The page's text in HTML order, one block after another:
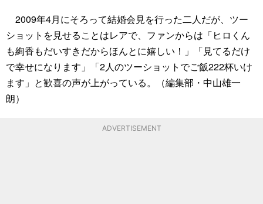
2009年4月にそろって結婚会見を行った二人だが、ツー
ショットを見せることはレアで、ファンからは「ヒロくん
も絢香もだいすきだからほんとに嬉しい！」「見てるだけ
で幸せになります」「2人のツーショットでご飯222杯いけ
ます」と歓喜の声が上がっている。（編集部・中山雄一
朗）
ADVERTISEMENT